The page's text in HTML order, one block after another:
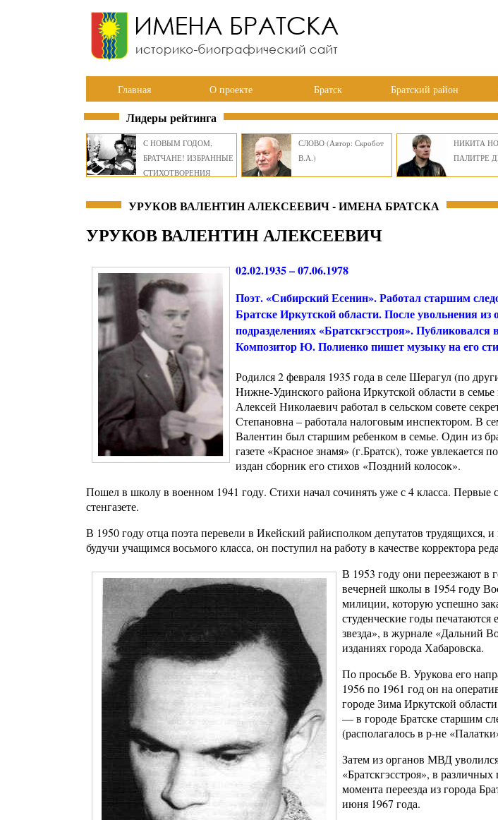
Главная О проекте Братск Братский район
Лидеры рейтинга
С НОВЫМ ГОДОМ,
БРАТЧАНЕ! ИЗБРАННЫЕ
СТИХОТВОРЕНИЯ
СЛОВО (Автор: Скробот
В.А.)
НИКИТА
ПАЛИТРЕ
УРУКОВ ВАЛЕНТИН АЛЕКСЕЕВИЧ - ИМЕНА БРАТСКА
УРУКОВ ВАЛЕНТИН АЛЕКСЕЕВИЧ
02.02.1935 – 07.06.1978
Поэт. «Сибирский Есенин». Работал старшим
Братске Иркутской области. После увольнения
подразделениях «Братскгэсстроя».
Композитор Ю. Полиенко пишет музыку на его
Родился 2 февраля 1935 года в селе Шерагул (по
Нижне-Удинского района Иркутской области в
Алексей Николаевич работал в сельском совете
Степановна – работала налоговым инспектором. В
Валентин был старшим ребенком в семье. Один из
газете «Красное знамя» (г.Братск), тоже увлекается
издан сборник его стихов «Поздний колосок».
Пошел в школу в военном 1941 году. Стихи начал сочинять уже с 4 класса. Первые
стенгазете.
В 1950 году отца поэта перевели в Икейский райисполком депутатов трудящихся,
будучи учащимся восьмого класса, он поступил на работу в качестве корректора
В 1953 году они переезжают в
вечерней школы в 1954 году
милиции, которую успешно
студенческие годы печатаются
звезда», в журнале «Дальний
изданиях города Хабаровска.
По просьбе В. Урукова его
1956 по 1961 год он на
городе Зима Иркутской
— в городе Братске старшим
(располагалось в р-не
Затем из органов МВД
«Братскгэсстроя», в
момента переезда из города
июня 1967 года.